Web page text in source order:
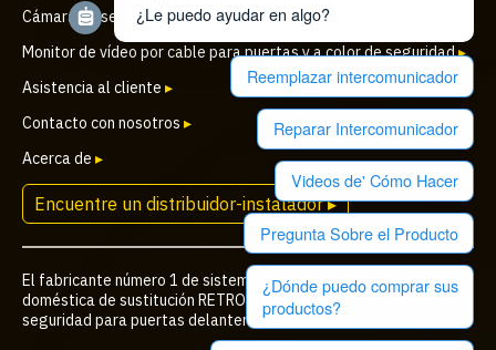
Cámara de seguridad IP inalámbrica para puertas
Monitor de vídeo por cable para puertas y a color de seguridad▸
Asistencia al cliente ▸
Contacto con nosotros ▸
Acerca de ▸
Encuentre un distribuidor-instalador ▸
El fabricante número 1 de sistemas de intercomunicación
doméstica de sustitución RETRO, altavoces, cámaras de
seguridad para puertas delanteras y equipos de audio
¿Le puedo ayudar en algo?
Reemplazar intercomunicador
Reparar Intercomunicador
Videos de' Cómo Hacer
Pregunta Sobre el Producto
¿Dónde puedo comprar sus
productos?